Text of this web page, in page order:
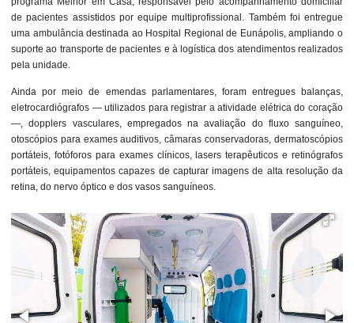
de pacientes assistidos por equipe multiprofissional. Também foi entregue
uma ambulância destinada ao Hospital Regional de Eunápolis, ampliando o
suporte ao transporte de pacientes e à logística dos atendimentos realizados
pela unidade.
Ainda por meio de emendas parlamentares, foram entregues balanças,
eletrocardiógrafos — utilizados para registrar a atividade elétrica do coração
—, dopplers vasculares, empregados na avaliação do fluxo sanguíneo,
otoscópios para exames auditivos, câmaras conservadoras, dermatoscópios
portáteis, fotóforos para exames clínicos, lasers terapêuticos e retinógrafos
portáteis, equipamentos capazes de capturar imagens de alta resolução da
retina, do nervo óptico e dos vasos sanguíneos.